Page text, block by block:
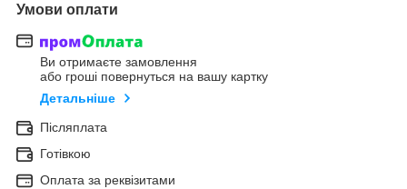
Умови оплати
Ви отримаєте замовлення
або гроші повернуться на вашу картку
Детальніше
Післяплата
Готівкою
Оплата за реквізитами